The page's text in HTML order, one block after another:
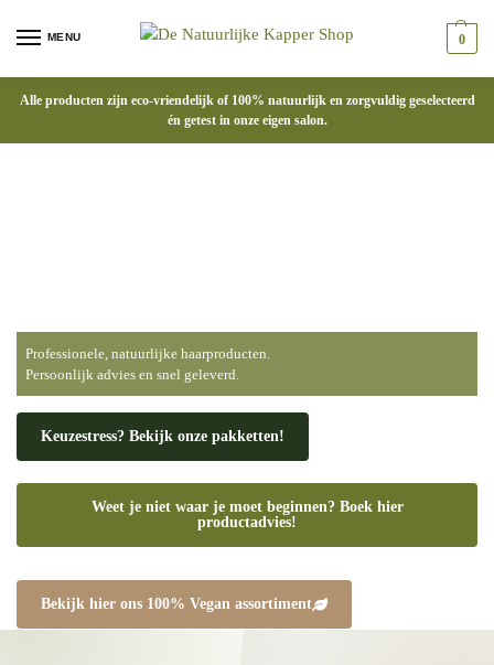
MENU 0
Alle producten zijn eco-vriendelijk of 100% natuurlijk en zorgvuldig geselecteerd
én getest in onze eigen salon.
Professionele, natuurlijke haarproducten.
Persoonlijk advies en snel geleverd.
Keuzestress? Bekijk onze pakketten!
Weet je niet waar je moet beginnen? Boek hier
productadvies!
Bekijk hier ons 100% Vegan assortiment